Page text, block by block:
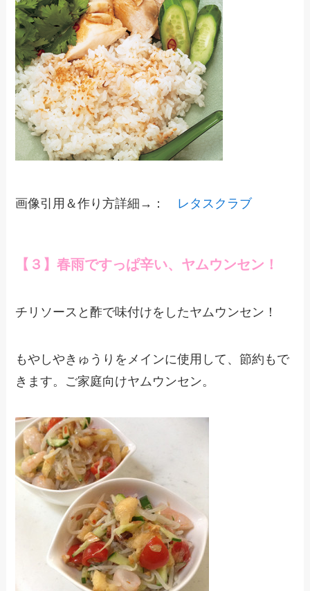
画像引用＆作り方詳細→： レタスクラブ
【３】春雨ですっぱ辛い、ヤムウンセン！
チリソースと酢で味付けをしたヤムウンセン！
もやしやきゅうりをメインに使用して、節約もで
きます。ご家庭向けヤムウンセン。